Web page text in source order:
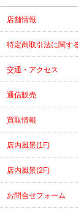
店舗情報
特定商取引法に関す
交通・アクセス
通信販売
買取情報
店内風景(1F)
店内風景(2F)
お問合せフォーム